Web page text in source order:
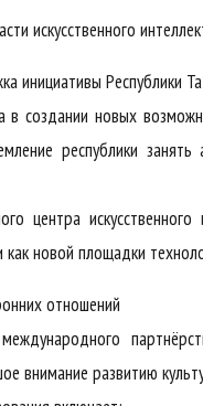
искусственного
инициативы Республики
в создании новых
республики
центра
новой площадки
отношений
внимание развитию